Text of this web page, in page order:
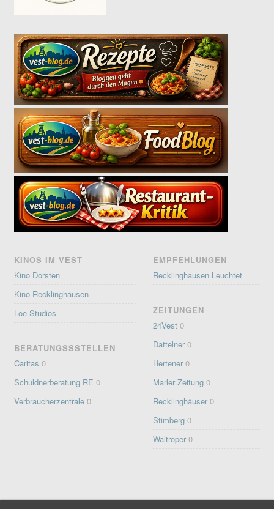
KINOS IM VEST
Kino Dorsten
Kino Recklinghausen
Loe Studios
BERATUNGSSSTELLEN
Caritas 0
Schuldnerberatung RE 0
Verbraucherzentrale 0
EMPFEHLUNGEN
Recklinghausen Leuchtet
ZEITUNGEN
24Vest 0
Dattelner 0
Hertener 0
Marler Zeitung 0
Recklinghäuser 0
Stimberg 0
Waltroper 0